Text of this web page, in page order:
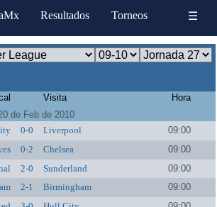
Resultados Torneos ☰
Visita
Hora
de Feb de 2010
0-0 Liverpool
09:00
0-2 Chelsea
09:00
2-0 Sunderland
09:00
2-1 Birmingham
09:00